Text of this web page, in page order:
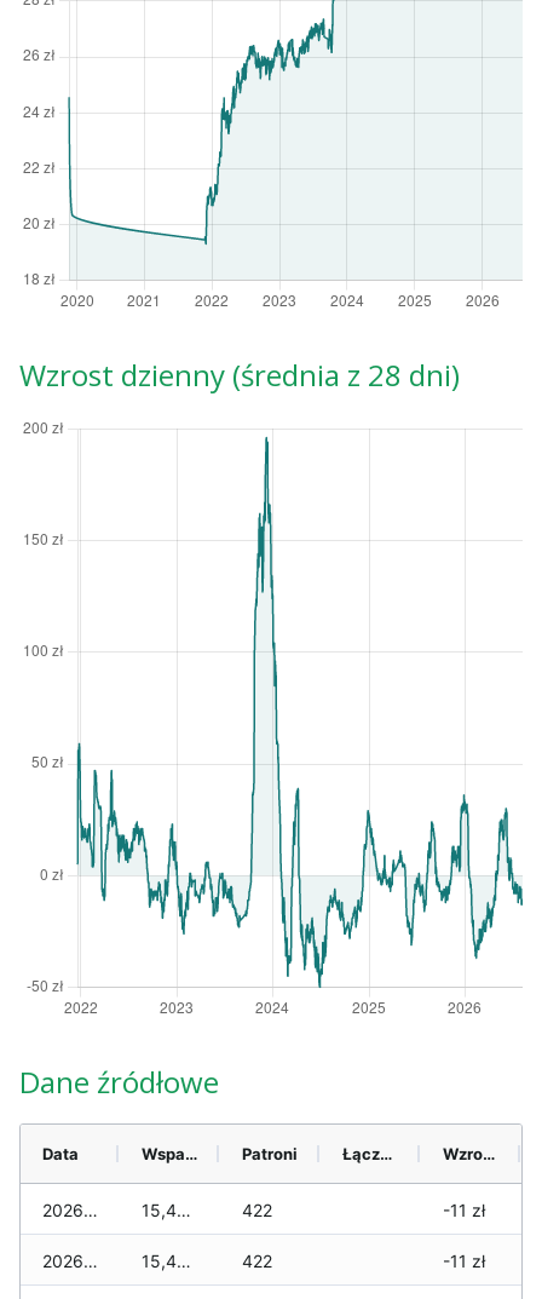
Wzrost dzienny (średnia z 28 dni)
Dane źródłowe
Data Wsparcie Patroni Łącznie Wzrost (28 dni)
2026-08-08 15,480 zł 422 -11 zł
2026-08-07 15,480 zł 422 -11 zł